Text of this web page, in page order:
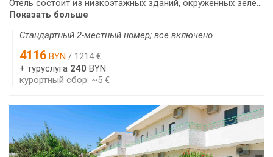
Отель состоит из низкоэтажных зданий, окруженных зеле...
Показать больше
Стандартный 2-местный номер; все включено
4116 BYN / 1214 €
+ туруслуга 240 BYN
курортный сбор: ~5 €